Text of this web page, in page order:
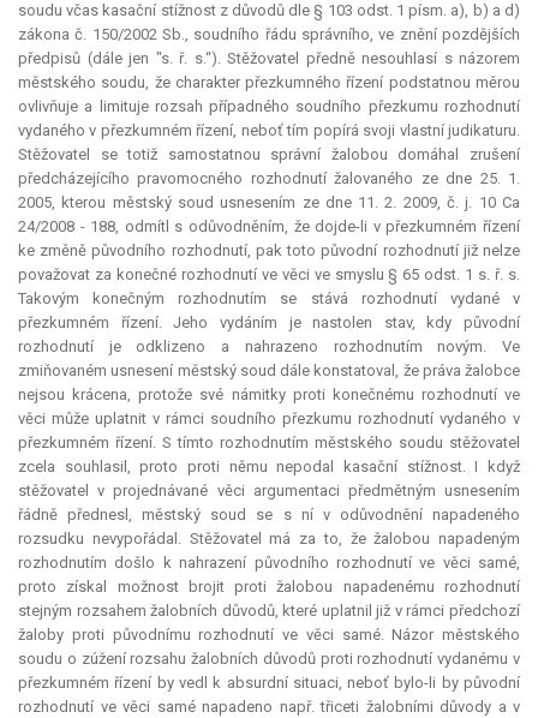
soudu včas kasační stížnost z důvodů dle § 103 odst. 1 písm. a), b) a d)
zákona č. 150/2002 Sb., soudního řádu správního, ve znění pozdějších
předpisů (dále jen "s. ř. s.“). Stěžovatel předně nesouhlasí s názorem
městského soudu, že charakter přezkumného řízení podstatnou měrou
ovlivňuje a limituje rozsah případného soudního přezkumu rozhodnutí
vydaného v přezkumném řízení, neboť tím popírá svoji vlastní judikaturu.
Stěžovatel se totiž samostatnou správní žalobou domáhal zrušení
předcházejícího pravomocného rozhodnutí žalovaného ze dne 25. 1.
2005, kterou městský soud usnesením ze dne 11. 2. 2009, č. j. 10 Ca
24/2008 - 188, odmítl s odůvodněním, že dojde-li v přezkumném řízení
ke změně původního rozhodnutí, pak toto původní rozhodnutí již nelze
považovat za konečné rozhodnutí ve věci ve smyslu § 65 odst. 1 s. ř. s.
Takovým konečným rozhodnutím se stává rozhodnutí vydané v
přezkumném řízení. Jeho vydáním je nastolen stav, kdy původní
rozhodnutí je odklizeno a nahrazeno rozhodnutím novým. Ve
zmiňovaném usnesení městský soud dále konstatoval, že práva žalobce
nejsou krácena, protože své námitky proti konečnému rozhodnutí ve
věci může uplatnit v rámci soudního přezkumu rozhodnutí vydaného v
přezkumném řízení. S tímto rozhodnutím městského soudu stěžovatel
zcela souhlasil, proto proti němu nepodal kasační stížnost. I když
stěžovatel v projednávané věci argumentaci předmětným usnesením
řádně přednesl, městský soud se s ní v odůvodnění napadeného
rozsudku nevypořádal. Stěžovatel má za to, že žalobou napadeným
rozhodnutím došlo k nahrazení původního rozhodnutí ve věci samé,
proto získal možnost brojit proti žalobou napadenému rozhodnutí
stejným rozsahem žalobních důvodů, které uplatnil již v rámci předchozí
žaloby proti původnímu rozhodnutí ve věci samé. Názor městského
soudu o zúžení rozsahu žalobních důvodů proti rozhodnutí vydanému v
přezkumném řízení by vedl k absurdnísituaci, neboť bylo-li by původní
rozhodnutí ve věci samé napadeno např. třiceti žalobními důvody a v